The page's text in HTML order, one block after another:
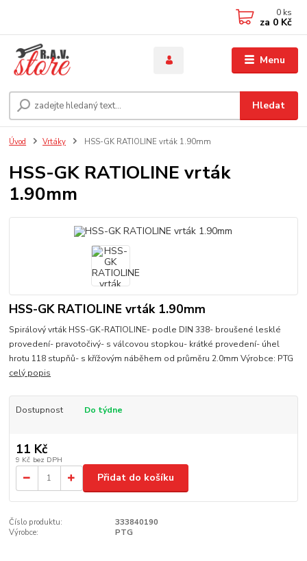
Menu
Hledat
0 ks
za 0 Kč
Úvod Vrtáky HSS-GK RATIOLINE vrták 1.90mm
HSS-GK RATIOLINE vrták
1.90mm
HSS-GK RATIOLINE vrták 1.90mm
Spirálový vrták HSS-GK-RATIOLINE- podle DIN 338- broušené lesklé
provedení- pravotočivý- s válcovou stopkou- krátké provedení- úhel
hrotu 118 stupňů- s křížovým náběhem od průměru 2.0mm Výrobce: PTG
celý popis
Dostupnost Do týdne
11 Kč
9 Kč bez DPH
Přidat do košíku
Číslo produktu:
333840190
Výrobce:
PTG